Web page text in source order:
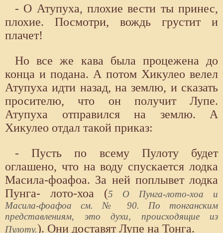
- О Атупуха, плохие вести ты принес,
плохие. Посмотри, вождь грустит и
плачет!
Но все же кава была процежена до
конца и подана. А потом Хикулео велел
Атупуха идти назад, на землю, и сказать
просителю, что он получит Лупе.
Атупуха отправился на землю. А
Хикулео отдал такой приказ:
- Пусть по всему Пулоту будет
оглашено, что на воду спускается лодка
Масила-фоафоа. За ней поплывет лодка
Пунга- лото-хоа (5 О Пунга-лото-хоа и
Масила-фоафоа см. № 90. По тонганским
представлениям, это духи, происходящие из
Пулоту.). Они доставят Лупе на Тонга.